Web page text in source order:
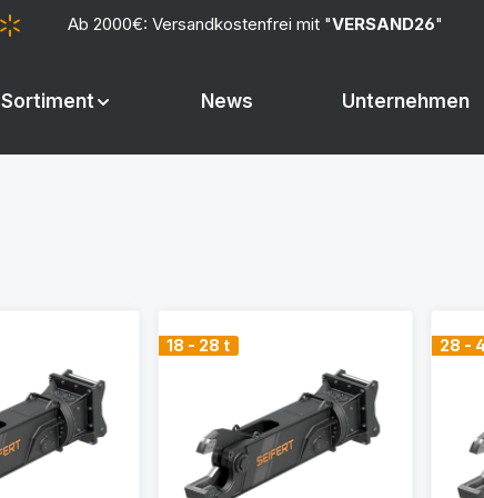
Ab 2000€: Versandkostenfrei mit "VERSAND26"
Sortiment News Unternehmen
18 - 28 t 28 -